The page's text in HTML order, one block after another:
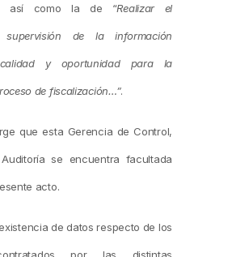
así como la de “Realizar el
supervisión de la información
y oportunidad para la
de fiscalización…”.
que esta Gerencia de Control,
se encuentra facultada
acto.
de datos respecto de los